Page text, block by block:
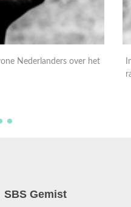
Nederlanders over het
SBS Gemist